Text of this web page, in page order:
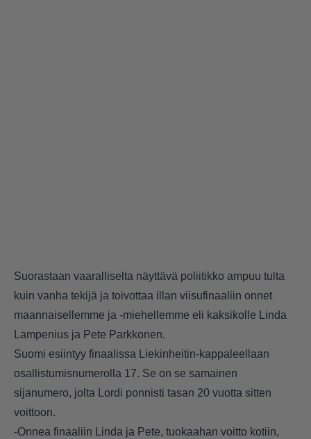
Suorastaan vaaralliselta näyttävä poliitikko ampuu tulta
kuin vanha tekijä ja toivottaa illan viisufinaaliin onnet
maannaisellemme ja -miehellemme eli kaksikolle Linda
Lampenius ja Pete Parkkonen.
Suomi esiintyy finaalissa Liekinheitin-kappaleellaan
osallistumisnumerolla 17. Se on se samainen
sijanumero, jolta Lordi ponnisti tasan 20 vuotta sitten
voittoon.
-Onnea finaaliin Linda ja Pete, tuokaahan voitto kotiin,